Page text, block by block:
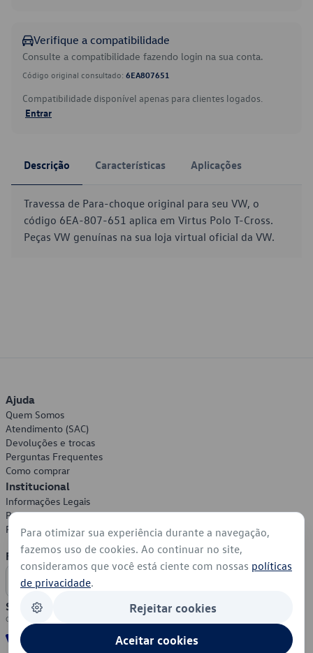
Verifique a compatibilidade
Consulte a compatibilidade fazendo login na sua conta.
Código original consultado: 6EA807651
Compatibilidade disponível apenas para clientes logados.
Entrar
Descrição Características Aplicações
Travessa de Para-choque original para seu VW, o
código 6EA-807-651 aplica em Virtus Polo T-Cross.
Peças VW genuínas na sua loja virtual oficial da VW.
Ajuda
Quem Somos
Atendimento (SAC)
Devoluções e trocas
Perguntas Frequentes
Como comprar
Institucional
Informações Legais
Política de Privacidade
Política de Cookies
Formas de Pagamento
Segurança
Para otimizar sua experiência durante a navegação,
fazemos uso de cookies. Ao continuar no site,
consideramos que você está ciente com nossas políticas
de privacidade.
Rejeitar cookies
Aceitar cookies